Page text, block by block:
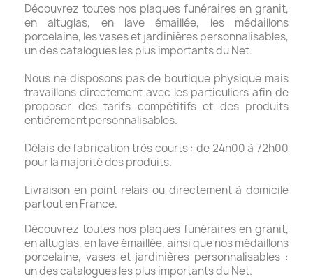
Découvrez toutes nos plaques funéraires en granit,
en altuglas, en lave émaillée, les médaillons
porcelaine, les vases et jardinières personnalisables,
un des catalogues les plus importants du Net.
Nous ne disposons pas de boutique physique mais
travaillons directement avec les particuliers afin de
proposer des tarifs compétitifs et des produits
entièrement personnalisables.
Délais de fabrication très courts : de 24h00 à 72h00
pour la majorité des produits.
Livraison en point relais ou directement à domicile
partout en France.
Découvrez toutes nos plaques funéraires en granit,
en altuglas, en lave émaillée, ainsi que nos médaillons
porcelaine, vases et jardinières personnalisables :
un des catalogues les plus importants du Net.